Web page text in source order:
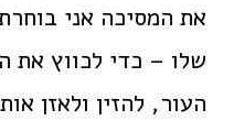
את המסיכה אני
שלו – כדי לכווץ את
העור, להזין ולאזן